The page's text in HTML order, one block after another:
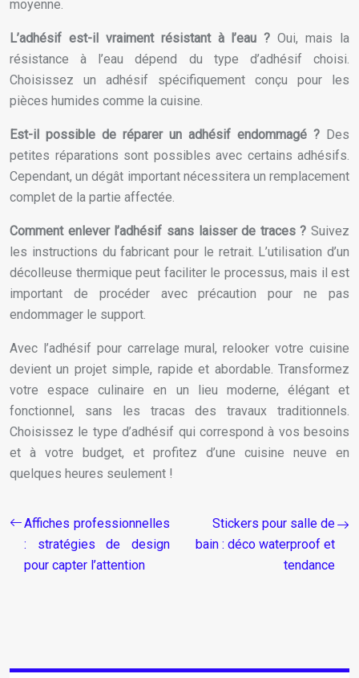
moyenne.
L’adhésif est-il vraiment résistant à l’eau ?Oui, mais la
résistance à l’eau dépend du type d’adhésif choisi.
Choisissez un adhésif spécifiquement conçu pour les
pièces humides comme la cuisine.
Est-il possible de réparer un adhésif endommagé ? Des
petites réparations sont possibles avec certains adhésifs.
Cependant, un dégât important nécessitera un remplacement
complet de la partie affectée.
Comment enlever l’adhésif sans laisser de traces ? Suivez
les instructions du fabricant pour le retrait. L’utilisation d’un
décolleuse thermique peut faciliter le processus, mais il est
important de procéder avec précaution pour ne pas
endommager le support.
Avec l’adhésif pour carrelage mural, relooker votre cuisine
devient un projet simple, rapide et abordable. Transformez
votre espace culinaire en un lieu moderne, élégant et
fonctionnel, sans les tracas des travaux traditionnels.
Choisissez le type d’adhésif qui correspond à vos besoins
et à votre budget, et profitez d’une cuisine neuve en
quelques heures seulement !
Affiches professionnelles
: stratégies de design
pour capter l’attention
Stickers pour salle de
bain : déco waterproof et
tendance